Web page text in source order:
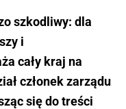
szkodliwy: dla
i
cały kraj na
członek zarządu
się do treści